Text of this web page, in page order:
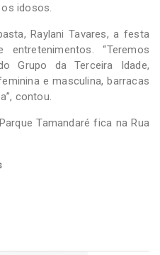
idosos.
Raylani Tavares, a festa
“Teremos
Grupo da Terceira Idade,
e masculina, barracas
contou.
Tamandaré fica na Rua